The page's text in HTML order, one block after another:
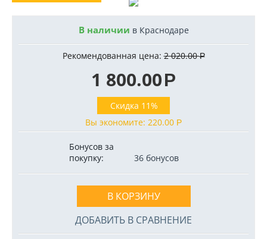
В наличии в Краснодаре
Рекомендованная цена: 2 020.00 Р
1 800.00Р
Скидка 11%
Вы экономите: 220.00 Р
Бонусов за
покупку:
36 бонусов
В КОРЗИНУ
ДОБАВИТЬ В СРАВНЕНИЕ